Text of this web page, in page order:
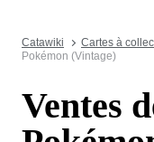
Catawiki Cartes à
Pokémon (Vintage)
Ventes